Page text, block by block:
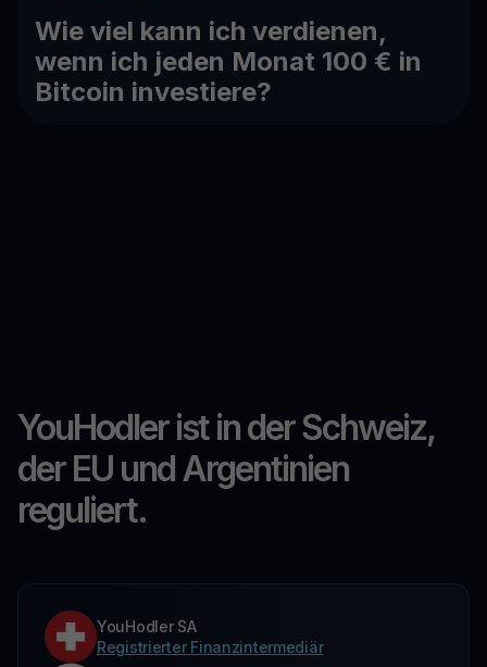
Wie viel kann ich verdienen,
wenn ich jeden Monat 100 € in
Bitcoin investiere?
YouHodler ist in der Schweiz,
der EU und Argentinien
reguliert.
YouHodler SA
Registrierter Finanzintermediär